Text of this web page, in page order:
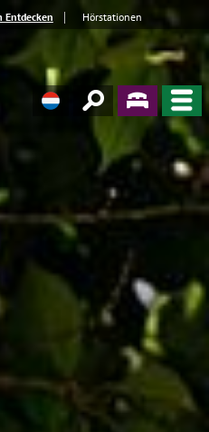
Entdecken Hörstationen